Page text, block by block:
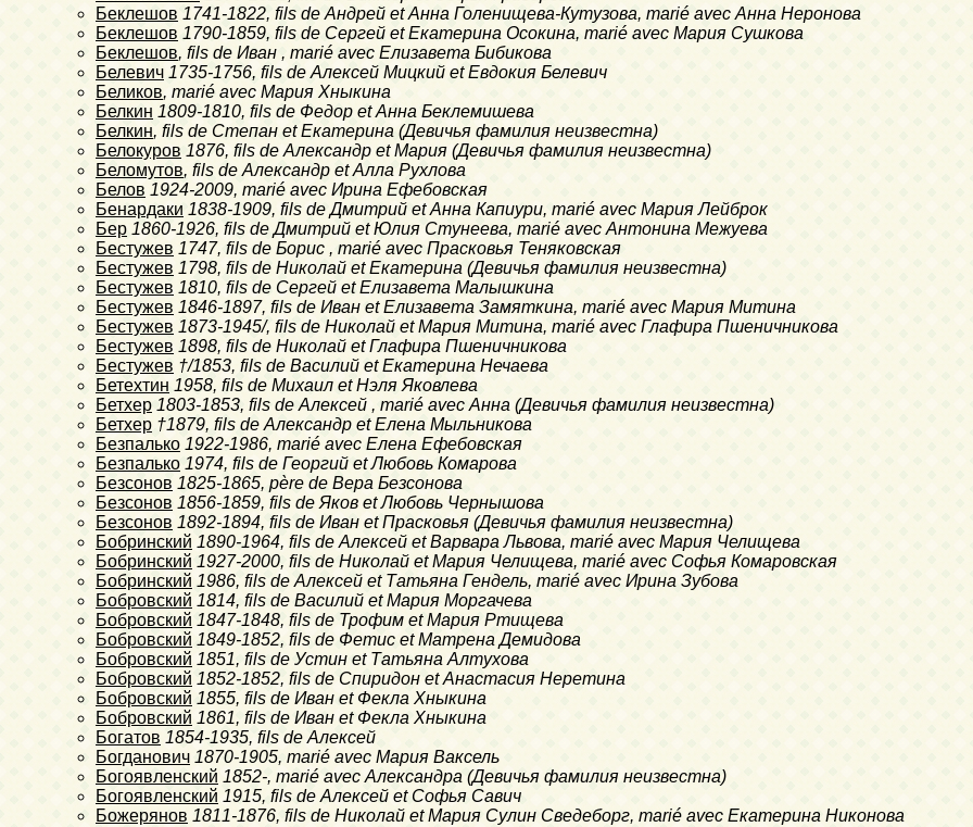
Беклешов 1741-1822, fils de Андрей et Анна Голенищева-Кутузова, marié avec Анна Неронова
Беклешов 1790-1859, fils de Сергей et Екатерина Осокина, marié avec Мария Сушкова
Беклешов, fils de Иван , marié avec Елизавета Бибикова
Белевич 1735-1756, fils de Алексей Мицкий et Евдокия Белевич
Беликов, marié avec Мария Хныкина
Белкин 1809-1810, fils de Федор et Анна Беклемишева
Белкин, fils de Степан et Екатерина (Девичья фамилия неизвестна)
Белокуров 1876, fils de Александр et Мария (Девичья фамилия неизвестна)
Беломутов, fils de Александр et Алла Рухлова
Белов 1924-2009, marié avec Ирина Ефебовская
Бенардаки 1838-1909, fils de Дмитрий et Анна Капиури, marié avec Мария Лейброк
Бер 1860-1926, fils de Дмитрий et Юлия Стунеева, marié avec Антонина Межуева
Бестужев 1747, fils de Борис , marié avec Прасковья Теняковская
Бестужев 1798, fils de Николай et Екатерина (Девичья фамилия неизвестна)
Бестужев 1810, fils de Сергей et Елизавета Малышкина
Бестужев 1846-1897, fils de Иван et Елизавета Замяткина, marié avec Мария Митина
Бестужев 1873-1945/, fils de Николай et Мария Митина, marié avec Глафира Пшеничникова
Бестужев 1898, fils de Николай et Глафира Пшеничникова
Бестужев †/1853, fils de Василий et Екатерина Нечаева
Бетехтин 1958, fils de Михаил et Нэля Яковлева
Бетхер 1803-1853, fils de Алексей , marié avec Анна (Девичья фамилия неизвестна)
Бетхер †1879, fils de Александр et Елена Мыльникова
Безпалько 1922-1986, marié avec Елена Ефебовская
Безпалько 1974, fils de Георгий et Любовь Комарова
Безсонов 1825-1865, père de Вера Безсонова
Безсонов 1856-1859, fils de Яков et Любовь Чернышова
Безсонов 1892-1894, fils de Иван et Прасковья (Девичья фамилия неизвестна)
Бобринский 1890-1964, fils de Алексей et Варвара Львова, marié avec Мария Челищева
Бобринский 1927-2000, fils de Николай et Мария Челищева, marié avec Софья Комаровская
Бобринский 1986, fils de Алексей et Татьяна Гендель, marié avec Ирина Зубова
Бобровский 1814, fils de Василий et Мария Моргачева
Бобровский 1847-1848, fils de Трофим et Мария Ртищева
Бобровский 1849-1852, fils de Фетис et Матрена Демидова
Бобровский 1851, fils de Устин et Татьяна Алтухова
Бобровский 1852-1852, fils de Спиридон et Анастасия Неретина
Бобровский 1855, fils de Иван et Фекла Хныкина
Бобровский 1861, fils de Иван et Фекла Хныкина
Богатов 1854-1935, fils de Алексей
Богданович 1870-1905, marié avec Мария Ваксель
Богоявленский 1852-, marié avec Александра (Девичья фамилия неизвестна)
Богоявленский 1915, fils de Алексей et Софья Савич
Божерянов 1811-1876, fils de Николай et Мария Сулин Сведеборг, marié avec Екатерина Никонова